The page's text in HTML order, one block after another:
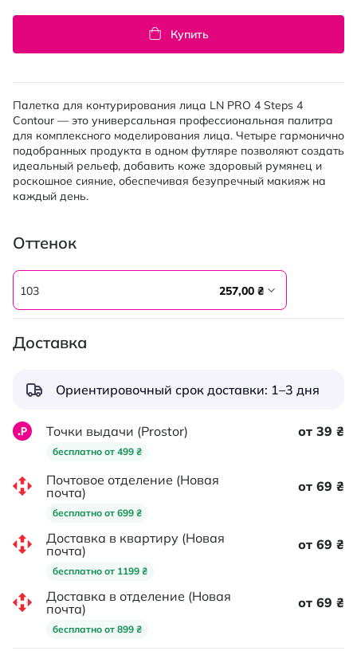
Купить
Палетка для контурирования лица LN PRO 4 Steps 4
Contour — это универсальная профессиональная палитра
для комплексного моделирования лица. Четыре гармонично
подобранных продукта в одном футляре позволяют создать
идеальный рельеф, добавить коже здоровый румянец и
роскошное сияние, обеспечивая безупречный макияж на
каждый день.
Оттенок
103 257,00 ₴
Доставка
Ориентировочный срок доставки: 1–3 дня
Точки выдачи (Prostor)
бесплатно от 499 ₴
от 39 ₴
Почтовое отделение (Новая
почта)
бесплатно от 699 ₴
от 69 ₴
Доставка в квартиру (Новая
почта)
бесплатно от 1199 ₴
от 69 ₴
Доставка в отделение (Новая
почта)
бесплатно от 899 ₴
от 69 ₴